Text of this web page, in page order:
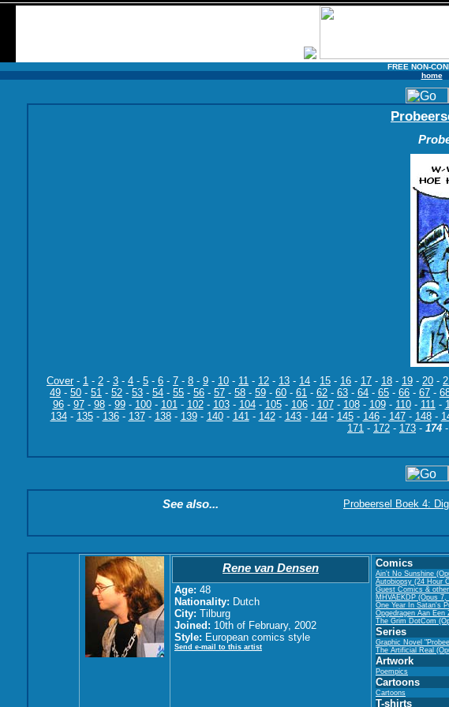
FREE NON-
home
Cover- 1 - 2 - 3 - 4 - 5 - 6 - 7 - 8 - 9 - 10 - 11 - 12 - 13 - 14 - 15 - 16 - 17 - 18 - 19 - 20 -
49 - 50 - 51 - 52 - 53 - 54 - 55 - 56 - 57 - 58 - 59 - 60 - 61 - 62 - 63 - 64 - 65 - 66 - 67 -
96- 97- 98- 99- 100- 101- 102- 103- 104- 105- 106- 107- 108- 109- 110- 111-
134- 135- 136- 137- 138- 139- 140- 141- 142- 143- 144- 145- 146- 147- 148-
171 - 172 - 173 - 174 -
See also... Probeersel Boek 4:
Rene van Densen
Age: 48
Nationality: Dutch
City: Tilburg
Joined: 10th of February, 2002
Style: European comics style
Send e-mail to this artist
Comics
Ain't No Sunshine
Autobiopsy (24 Hour
Guest Comics &
MHVAEKDP (Opus 7,
One Year In Satan's
Opgedragen Aan Een
The Grim DotCom
Series
Graphic Novel
The Artificial Real
Artwork
Poempics
Cartoons
Cartoons
T-shirts